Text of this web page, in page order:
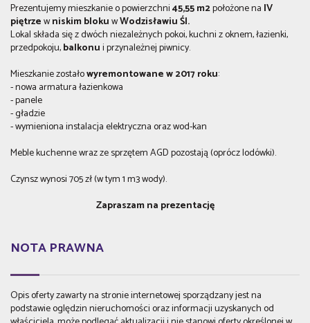
Prezentujemy mieszkanie o powierzchni45,55 m2położone na IV
piętrzewniskim blokuwWodzisławiu Śl.
Lokal składa się z dwóch niezależnych pokoi, kuchni z oknem, łazienki,
przedpokoju,balkonui przynależnej piwnicy.
Mieszkanie zostałowyremontowane w 2017 roku:
- nowa armatura łazienkowa
- panele
- gładzie
- wymieniona instalacja elektryczna oraz wod-kan
Meble kuchenne wraz ze sprzętem AGD pozostają (oprócz lodówki).
Czynsz wynosi 705 zł (w tym 1 m3 wody).
Zapraszam na prezentację
NOTA PRAWNA
Opis oferty zawarty na stronie internetowej sporządzany jest na
podstawie oględzin nieruchomości oraz informacji uzyskanych od